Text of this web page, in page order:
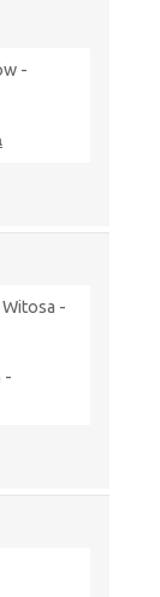
-
-
-